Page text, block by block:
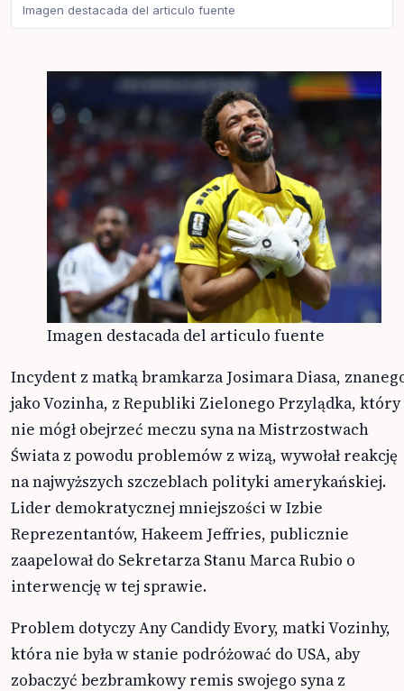
Imagen destacada del articulo fuente
Imagen destacada del articulo fuente
Incydent z matką bramkarza Josimara Diasa,
jako Vozinha, z Republiki Zielonego Przylądka, który
nie mógł obejrzeć meczu syna na Mistrzostwach
Świata z powodu problemów z wizą, wywołał reakcję
na najwyższych szczeblach polityki amerykańskiej.
Lider demokratycznej mniejszości w Izbie
Reprezentantów, Hakeem Jeffries, publicznie
zaapelował do Sekretarza Stanu Marca Rubio o
interwencję w tej sprawie.
Problem dotyczy Any Candidy Evory, matki Vozinhy,
która nie była w stanie podróżować do USA, aby
zobaczyć bezbramkowy remis swojego syna z